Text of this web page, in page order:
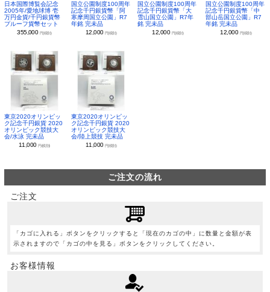
日本国際博覧会記念
2005年/愛地球博 壱
万円金貨/千円銀貨幣
プルーフ貨幣セット
355,000 円(税別)
国立公園制度100周年
記念千円銀貨幣「阿
寒摩周国立公園」R7
年銘 完未品
12,000 円(税別)
国立公園制度100周年
記念千円銀貨幣「大
雪山国立公園」R7年
銘 完未品
12,000 円(税別)
国立公園制度100周年
記念千円銀貨幣「中
部山岳国立公園」R7
年銘 完未品
12,000 円(税別)
東京2020オリンピッ
ク記念千円銀貨 2020
オリンピック競技大
会/水泳 完未品
11,000円(税別)
東京2020オリンピッ
ク記念千円銀貨 2020
オリンピック競技大
会/陸上競技 完未品
11,000 円(税別)
ご注文の流れ
ご注文
「カゴに入れる」ボタンをクリックすると「現在のカゴの中」に数量と金額が表
示されますので「カゴの中を見る」ボタンをクリックしてください。
お客様情報